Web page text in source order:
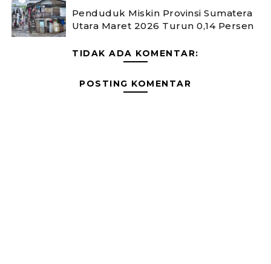
Penduduk Miskin Provinsi Sumatera
Utara Maret 2026 Turun 0,14 Persen
TIDAK ADA KOMENTAR:
POSTING KOMENTAR